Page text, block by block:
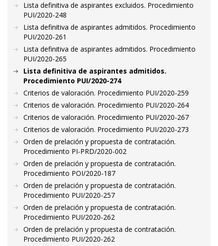
Lista definitiva de aspirantes excluidos. Procedimiento
PUI/2020-248
Lista definitiva de aspirantes admitidos. Procedimiento
PUI/2020-261
Lista definitiva de aspirantes admitidos. Procedimiento
PUI/2020-265
Lista definitiva de aspirantes admitidos.
Procedimiento PUI/2020-274
Criterios de valoración. Procedimiento PUI/2020-259
Criterios de valoración. Procedimiento PUI/2020-264
Criterios de valoración. Procedimiento PUI/2020-267
Criterios de valoración. Procedimiento PUI/2020-273
Orden de prelación y propuesta de contratación.
Procedimiento PI-PRD/2020-002
Orden de prelación y propuesta de contratación.
Procedimiento POI/2020-187
Orden de prelación y propuesta de contratación.
Procedimiento PUI/2020-257
Orden de prelación y propuesta de contratación.
Procedimiento PUI/2020-262
Orden de prelación y propuesta de contratación.
Procedimiento PUI/2020-262